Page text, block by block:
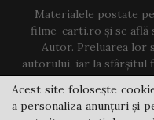
Materialele postate
filme-carti.ro și se
Autor. Preluarea lor
autorului, iar la sfârșitul
existe un
Contact
Acest site folosește
a personaliza anunțuri și